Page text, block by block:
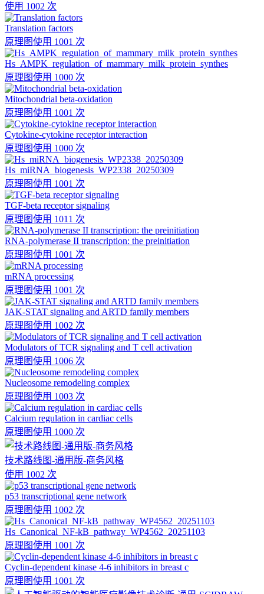
使用 1002 次
Translation factors
原理图使用 1001 次
Hs_AMPK_regulation_of_mammary_milk_protein_synthes
原理图使用 1000 次
Mitochondrial beta-oxidation
原理图使用 1001 次
Cytokine-cytokine receptor interaction
原理图使用 1000 次
Hs_miRNA_biogenesis_WP2338_20250309
原理图使用 1001 次
TGF-beta receptor signaling
原理图使用 1011 次
RNA-polymerase II transcription: the preinitiation
原理图使用 1001 次
mRNA processing
原理图使用 1001 次
JAK-STAT signaling and ARTD family members
原理图使用 1002 次
Modulators of TCR signaling and T cell activation
原理图使用 1006 次
Nucleosome remodeling complex
原理图使用 1003 次
Calcium regulation in cardiac cells
原理图使用 1000 次
技术路线图-通用版-商务风格
使用 1002 次
p53 transcriptional gene network
原理图使用 1002 次
Hs_Canonical_NF-kB_pathway_WP4562_20251103
原理图使用 1001 次
Cyclin-dependent kinase 4-6 inhibitors in breast c
原理图使用 1001 次